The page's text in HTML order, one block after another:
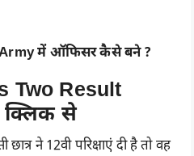
में ऑफिसर कैसे बने ?
Two Result
से
ने 12वी परिक्षाएं दी है तो वह